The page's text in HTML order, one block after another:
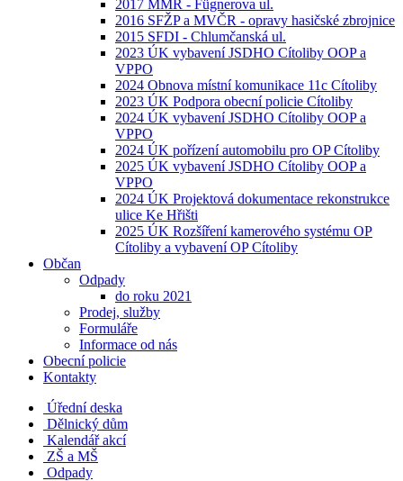
2017 MMR - Fügnerova ul.
2016 SFŽP a MVČR - opravy hasičské zbrojnice
2015 SFDI - Chlumčanská ul.
2023 ÚK vybavení JSDHO Cítoliby OOP a
VPPO
2024 Obnova místní komunikace 11c Cítoliby
2023 ÚK Podpora obecní policie Cítoliby
2024 ÚK vybavení JSDHO Cítoliby OOP a
VPPO
2024 ÚK pořízení automobilu pro OP Cítoliby
2025 ÚK vybavení JSDHO Cítoliby OOP a
VPPO
2024 ÚK Projektová dokumentace rekonstrukce
ulice Ke Hřišti
2025 ÚK Rozšíření kamerového systému OP
Cítoliby a vybavení OP Cítoliby
Občan
Odpady
do roku 2021
Prodej, služby
Formuláře
Informace od nás
Obecní policie
Kontakty
Úřední deska
Dělnický dům
Kalendář akcí
ZŠ a MŠ
Odpady